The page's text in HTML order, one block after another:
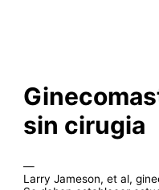
sin cirugia
—
Larry Jameson, et al,